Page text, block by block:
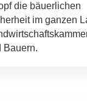
die bäuerlichen
im ganzen
Bauern.